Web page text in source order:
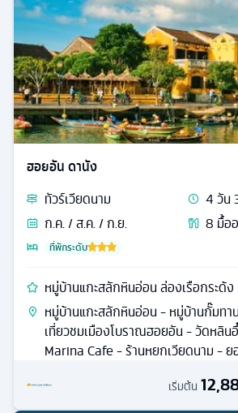
ฮอยอัน ดานัง
ทัวร์เวียดนาม 4วัน
ก.ค. / ส.ค. / ก.ย.
8 มื้อ
ที่พักระดับ
หมู่บ้านแกะสลักหินอ่อน ล่องเรือกระด้
หมู่บ้านแกะสลักหินอ่อน - หมู่บ้านกั๊มทา
เที่ยวชมเมืองโบราณฮอยอัน - วัดหลิ
Marina Cafe - ร้านหยกเวียดนาม - ย
เริ่มต้น